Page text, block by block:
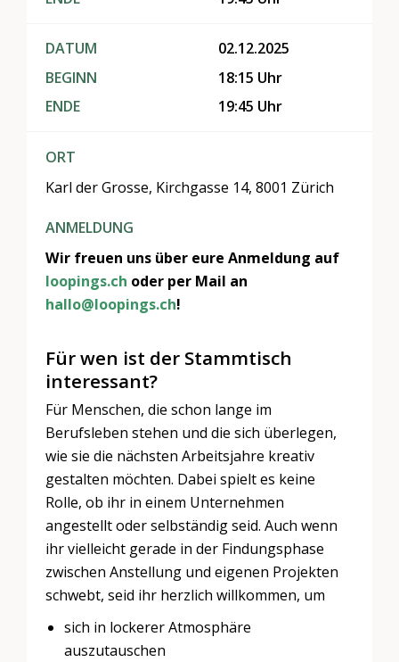
DATUM
BEGINN
ENDE
02.12.2025
18:15 Uhr
19:45 Uhr
ORT
Karl der Grosse, Kirchgasse 14, 8001 Zürich
ANMELDUNG
Wir freuen uns über eure Anmeldung auf
loopings.ch oder per Mail an
hallo@loopings.ch!
Für wen ist der Stammtisch
interessant?
Für Menschen, die schon lange im
Berufsleben stehen und die sich überlegen,
wie sie die nächsten Arbeitsjahre kreativ
gestalten möchten. Dabei spielt es keine
Rolle, ob ihr in einem Unternehmen
angestellt oder selbständig seid. Auch wenn
ihr vielleicht gerade in der Findungsphase
zwischen Anstellung und eigenen Projekten
schwebt, seid ihr herzlich willkommen, um
sich in lockerer Atmosphäre
auszutauschen